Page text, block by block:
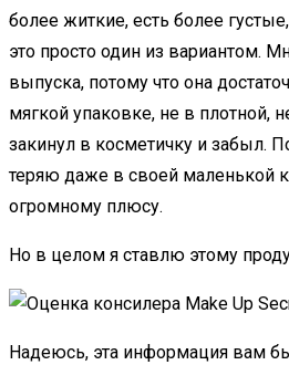
более житкие, есть более
это просто один из вариантом.
выпуска, потому что она
мягкой упаковке, не в плотной,
закинул в косметичку и забыл.
теряю даже в своей маленькой
огромному плюсу.
Но в целом я ставлю этому
Надеюсь, эта информация вам